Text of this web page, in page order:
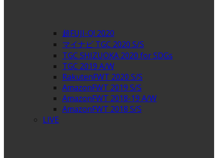
超FUJI-Q! 2020
マイナビ TGC 2020 S/S
TGC SHIZUOKA 2020 for SDGs
TGC 2019 A/W
RakutenFWT 2020 S/S
AmazonFWT 2019 S/S
AmazonFWT 2018-19 A/W
AmazonFWT 2018 S/S
LIVE